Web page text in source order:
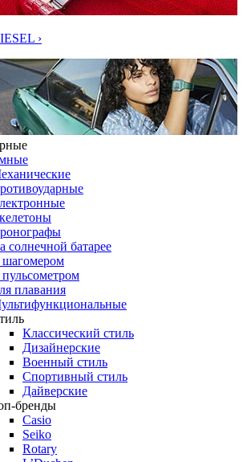
›
солнечной батарее
плавания
Классический стиль
Дизайнерские
Военный стиль
Спортивный стиль
Дайверские
бренды
Casio
Seiko
Rotary